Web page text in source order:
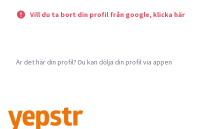
Vill du ta bort din profil från google, klicka här
Är det här din profil? Du kan dölja din profil via appen